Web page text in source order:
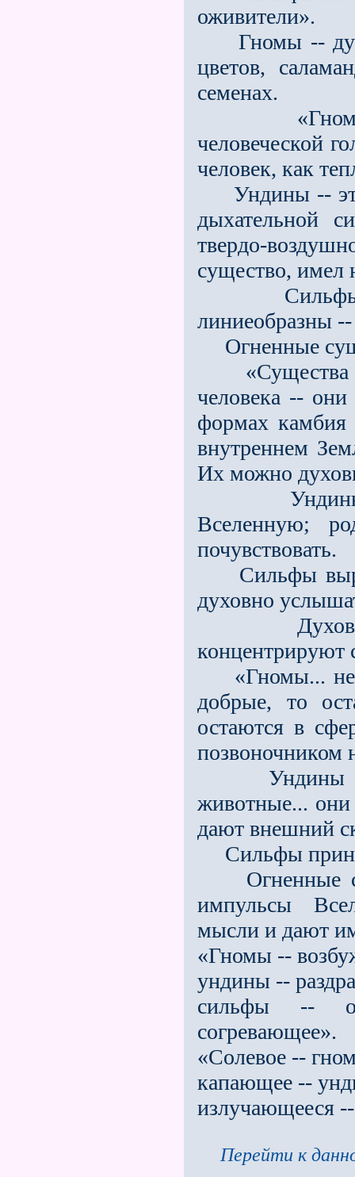
оживители».
Гномы --
цветов,
семенах.
«Гномы --
человеческой
человек, как
Ундины -- это
дыхательной
твердо-
существо, имел
Сильфы --
линиеобразны
Огненные
«Существа
человека --
формах
внутреннем
Их можно
Ундины --
Вселенную;
почувствовать.
Сильфы
духовно
Духов
концентрируют
«Гномы... не
добрые, то
остаются в
Ундины
животные...
дают внешний
Сильфы
Огненные
импульсы
мысли и дают
«Гномы --
ундины --
сильфы --
согревающее».
«Солевое --
капающее --
излучающееся
Перейти к